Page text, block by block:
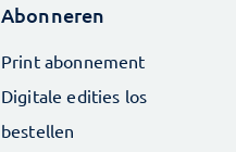
Abonneren
Print abonnement
Digitale edities los
bestellen